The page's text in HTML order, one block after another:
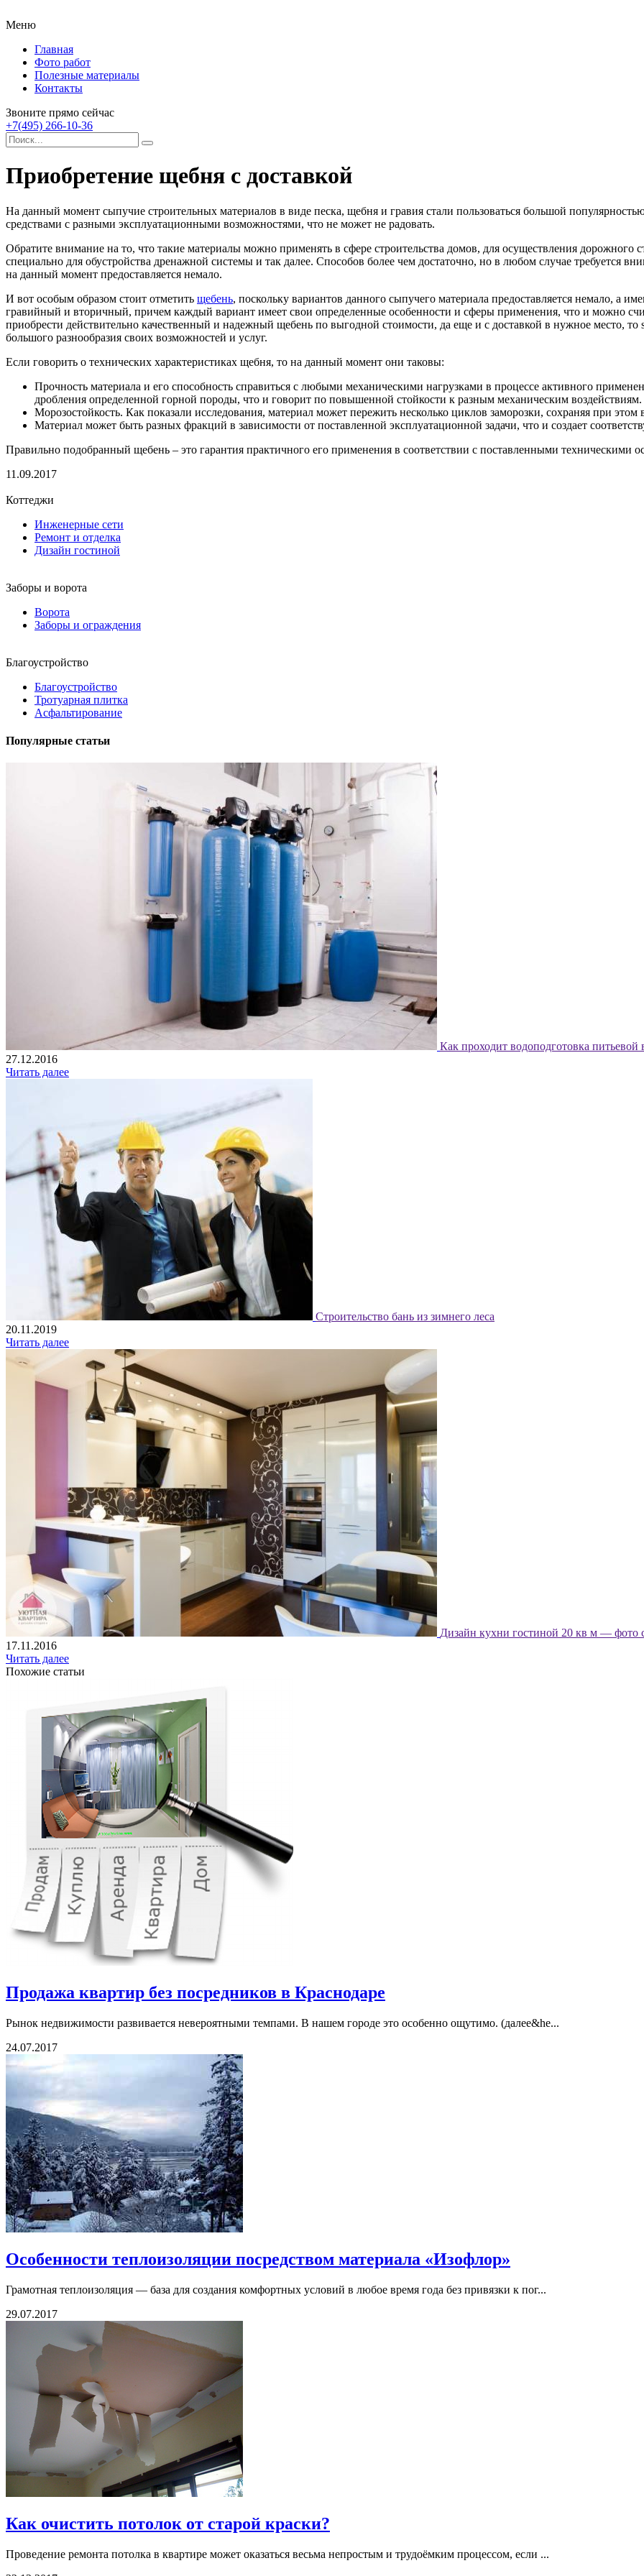
Меню
Главная
Фото работ
Полезные материалы
Контакты
Звоните прямо сейчас
+7(495) 266-10-36
Приобретение щебня с доставкой
На данный момент сыпучие строительных материалов в виде песка, щебня и гравия стали пользоваться большой
средствами с разными эксплуатационными возможностями, что не может не радовать.
Обратите внимание на то, что такие материалы можно применять в сфере строительства домов, для осуществления дорожного
специально для обустройства дренажной системы и так далее. Способов более чем достаточно, но в любом случае требуется
на данный момент предоставляется немало.
И вот особым образом стоит отметить щебень, поскольку вариантов данного сыпучего материала предоставляется немало, а
гравийный и вторичный, причем каждый вариант имеет свои определенные особенности и сферы применения, что и можно
приобрести действительно качественный и надежный щебень по выгодной стоимости, да еще и с доставкой в нужное место,
большого разнообразия своих возможностей и услуг.
Если говорить о технических характеристиках щебня, то на данный момент они таковы:
Прочность материала и его способность справиться с любыми механическими нагрузками в процессе активного
дробления определенной горной породы, что и говорит по повышенной стойкости к разным механическим воздействиям.
Морозостойкость. Как показали исследования, материал может пережить несколько циклов заморозки, сохраняя при
Материал может быть разных фракций в зависимости от поставленной эксплуатационной задачи, что и создает
Правильно подобранный щебень – это гарантия практичного его применения в соответствии с поставленными техническими
11.09.2017
Коттеджи
Инженерные сети
Ремонт и отделка
Дизайн гостиной
Заборы и ворота
Ворота
Заборы и ограждения
Благоустройство
Благоустройство
Тротуарная плитка
Асфальтирование
Популярные статьи
Как проходит водоподготовка питьевой
27.12.2016
Читать далее
Строительство бань из зимнего леса
20.11.2019
Читать далее
Дизайн кухни гостиной 20 кв м — фото
17.11.2016
Читать далее
Похожие статьи
Продажа квартир без посредников в Краснодаре
Рынок недвижимости развивается невероятными темпами. В нашем городе это особенно ощутимо. (далее&he...
24.07.2017
Особенности теплоизоляции посредством материала «Изофлор»
Грамотная теплоизоляция — база для создания комфортных условий в любое время года без привязки к пог...
29.07.2017
Как очистить потолок от старой краски?
Проведение ремонта потолка в квартире может оказаться весьма непростым и трудоёмким процессом, если ...